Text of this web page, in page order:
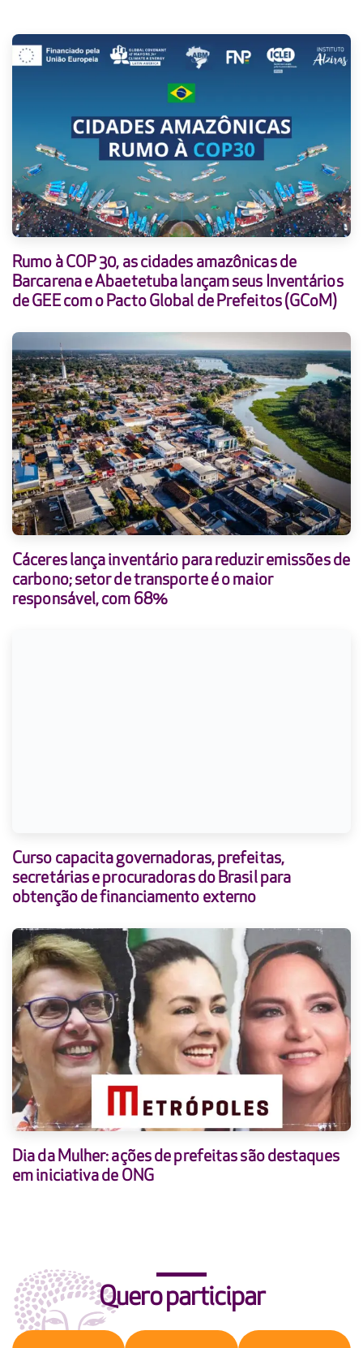
Rumo à COP 30, as cidades amazônicas de
Barcarena e Abaetetuba lançam seus Inventários
de GEE com o Pacto Global de Prefeitos (GCoM)
Cáceres lança inventário para reduzir emissões de
carbono; setor de transporte é o maior
responsável, com 68%
Curso capacita governadoras, prefeitas,
secretárias e procuradoras do Brasil para
obtenção de financiamento externo
Dia da Mulher: ações de prefeitas são destaques
em iniciativa de ONG
Quero participar